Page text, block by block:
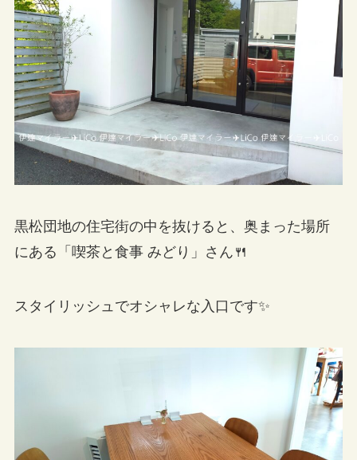
黒松団地の住宅街の中を抜けると、奥まった場所
にある「喫茶と食事 みどり」さん🍴
スタイリッシュでオシャレな入口です✨